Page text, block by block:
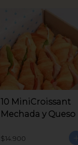
10 MiniCroissant
Mechada y Queso
$14.900